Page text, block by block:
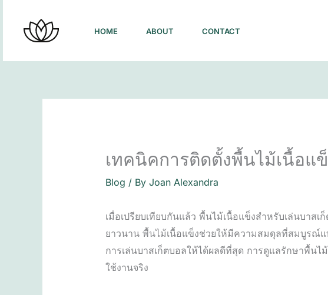
content
HOME ABOUT CONTACT
เทคนิคการติดตั้งพื้นไม้เนื้อแ
Blog / By Joan Alexandra
เมื่อเปรียบเทียบกันแล้ว พื้นไม้เนื้อแข็งสำหรับเล่นบาส
ยาวนาน พื้นไม้เนื้อแข็งช่วยให้มีความสมดุลที่สมบูรณ์
การเล่นบาสเก็ตบอลให้ได้ผลดีที่สุด การดูแลรักษาพื้น
ใช้งานจริง